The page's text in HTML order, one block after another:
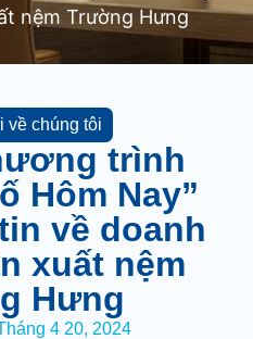
nệm Trường Hưng
về chúng tôi
trình
Hôm Nay”
về doanh
xuất nệm
Hưng
4 20, 2024